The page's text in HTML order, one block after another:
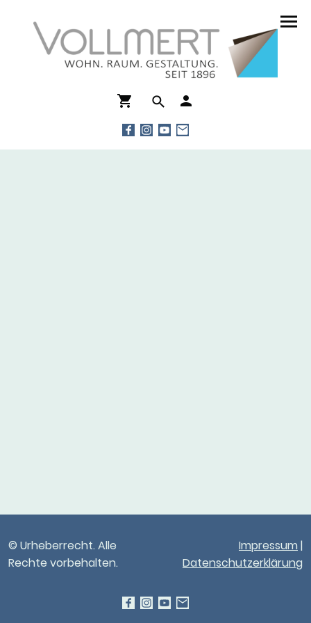
© Urheberrecht. Alle
Rechte vorbehalten.
Impressum |
Datenschutzerklärung